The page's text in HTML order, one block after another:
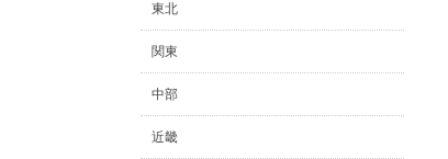
東北
関東
中部
近畿